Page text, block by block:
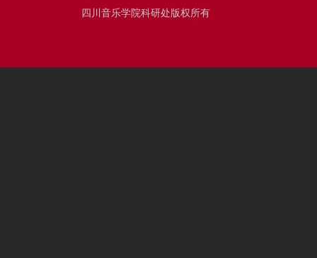
四川音乐学院科研处版权所有